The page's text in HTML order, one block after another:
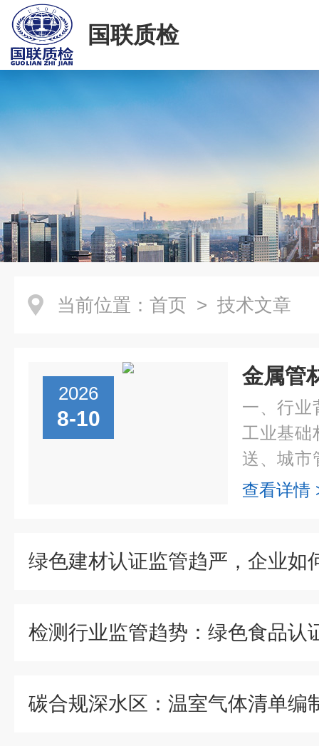
国联质检
当前位置： 首页 > 技术文章
2026
8-10
一、行业
工业基础
送、城市
备、航
查看详情